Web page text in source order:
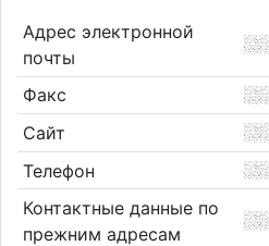
Адрес электронной
почты
Факс
Сайт
Телефон
Контактные данные по
прежним адресам